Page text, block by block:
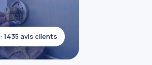
· 1435 avis clients